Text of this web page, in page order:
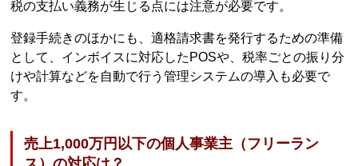
税の支払い義務が生じる点には注意が必要です。
登録手続きのほかにも、適格請求書を発行するための準備
として、インボイスに対応したPOSや、税率ごとの振り分
けや計算などを自動で行う管理システムの導入も必要で
す。
売上1,000万円以下の個人事業主（フリーラン